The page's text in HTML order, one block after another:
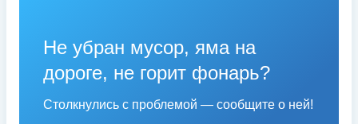
Не убран мусор, яма на
дороге, не горит фонарь?
Столкнулись с проблемой — сообщите о ней!